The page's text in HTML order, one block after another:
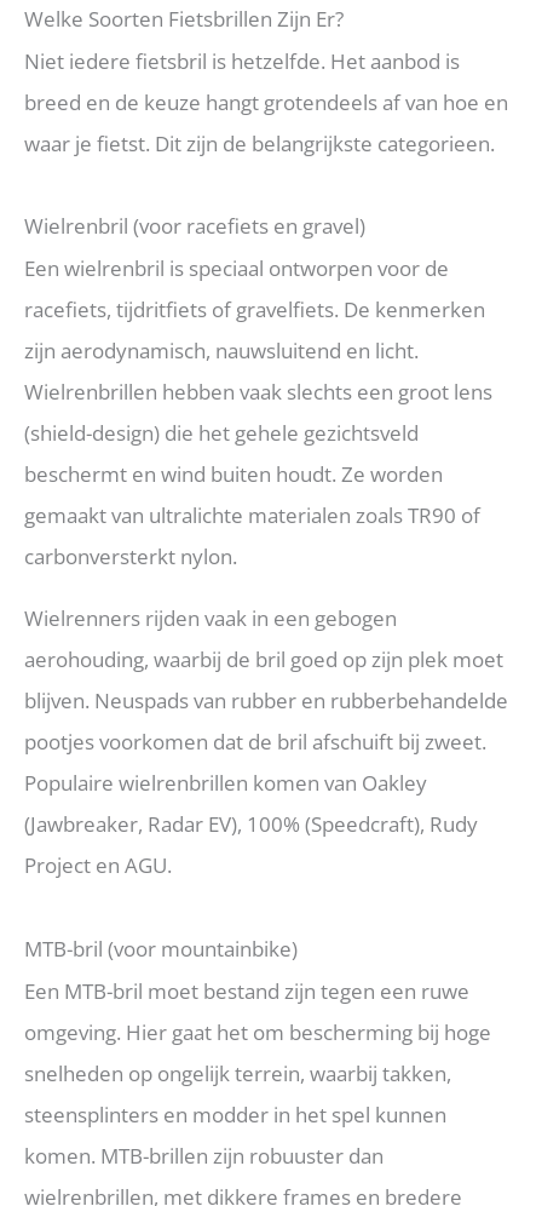
Welke Soorten Fietsbrillen Zijn Er?
Niet iedere fietsbril is hetzelfde. Het aanbod is
breed en de keuze hangt grotendeels af van hoe en
waar je fietst. Dit zijn de belangrijkste categorieen.
Wielrenbril (voor racefiets en gravel)
Een wielrenbril is speciaal ontworpen voor de
racefiets, tijdritfiets of gravelfiets. De kenmerken
zijn aerodynamisch, nauwsluitend en licht.
Wielrenbrillen hebben vaak slechts een groot lens
(shield-design) die het gehele gezichtsveld
beschermt en wind buiten houdt. Ze worden
gemaakt van ultralichte materialen zoals TR90 of
carbonversterkt nylon.
Wielrenners rijden vaak in een gebogen
aerohouding, waarbij de bril goed op zijn plek moet
blijven. Neuspads van rubber en rubberbehandelde
pootjes voorkomen dat de bril afschuift bij zweet.
Populaire wielrenbrillen komen van Oakley
(Jawbreaker, Radar EV), 100% (Speedcraft), Rudy
Project en AGU.
MTB-bril (voor mountainbike)
Een MTB-bril moet bestand zijn tegen een ruwe
omgeving. Hier gaat het om bescherming bij hoge
snelheden op ongelijk terrein, waarbij takken,
steensplinters en modder in het spel kunnen
komen. MTB-brillen zijn robuuster dan
wielrenbrillen, met dikkere frames en bredere